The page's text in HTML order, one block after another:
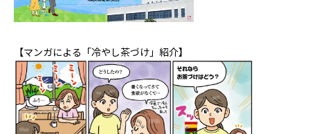
【マンガによる「冷やし茶づけ」紹介】